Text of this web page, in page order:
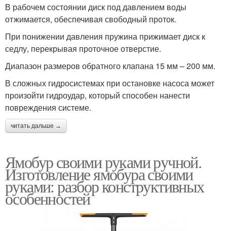
В рабочем состоянии диск под давлением воды
отжимается, обеспечивая свободный проток.
При понижении давления пружина прижимает диск к
седлу, перекрывая проточное отверстие.
Диапазон размеров обратного клапана 15 мм – 200 мм.
В сложных гидросистемах при остановке насоса может
произойти гидроудар, который способен нанести
повреждения системе.
читать дальше →
Ямобур своими руками ручной.
Изготовление ямобура своими
руками: разбор конструктивных
особенностей